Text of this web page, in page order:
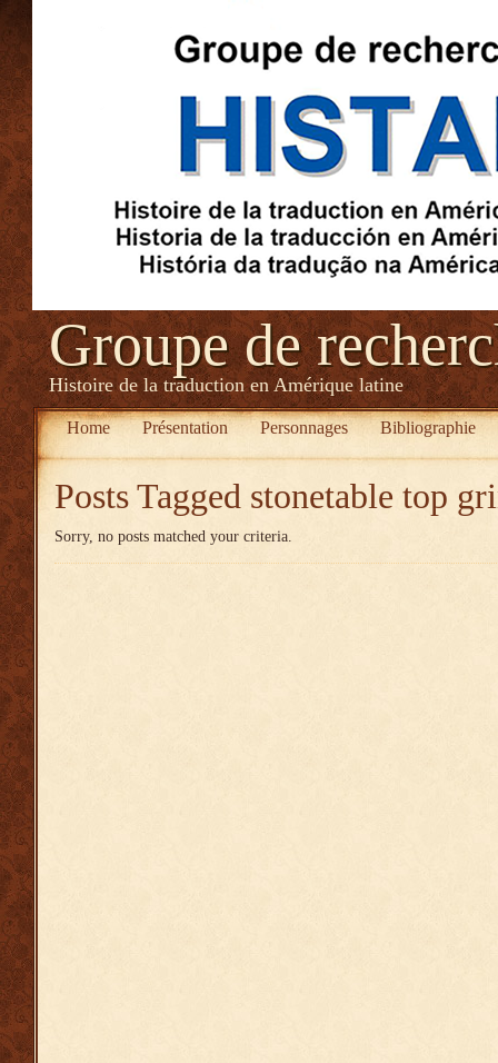
Groupe de
Histoire de la traduction en Amérique latine
Home Présentation Personnages Bibliographie
Posts Tagged stonetable top
Sorry, no posts matched your criteria.